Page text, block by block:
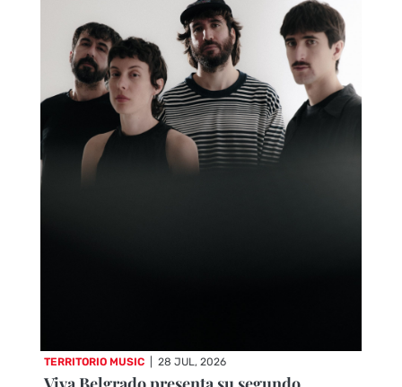
TERRITORIO MUSIC 28 JUL, 2026